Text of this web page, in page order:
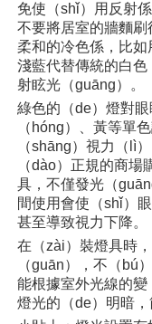
免使（shǐ）用反射
不要將居室的牆麵刷
柔和的冷色係，比如
淺藍代替傳統的白
射眩光（guāng）。
綠色的（de）燈對
（hóng）、黃等單
（shāng）視力（lì
（dào）正規的商
具，不僅發光（
間使用會使（shǐ）
甚至導致視力下降。
在（zài）裝燈具時
（guān），不（bú
能根據室外光線的
燈光的（de）明暗，